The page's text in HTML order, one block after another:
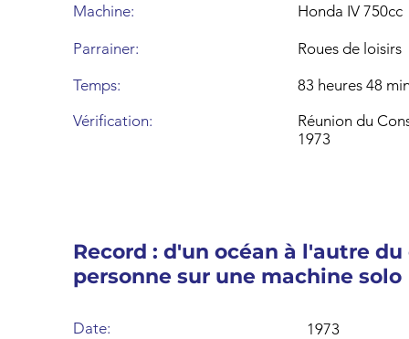
Machine:
Parrainer:
Temps:
Vérification:
Honda IV 750cc
Roues de loisirs
83 heures 48
Réunion du
1973
Record : d'un océan à l'autre
personne sur une machine solo
Date:
1973